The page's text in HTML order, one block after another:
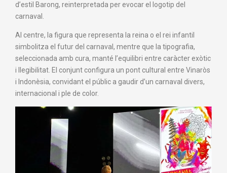
d’estil Barong, reinterpretada per evocar el logotip del
carnaval.
Al centre, la figura que representa la reina o el rei infantil
simbolitza el futur del carnaval, mentre que la tipografia,
seleccionada amb cura, manté l’equilibri entre caràcter exòtic
i llegibilitat. El conjunt configura un pont cultural entre Vinaròs
i Indonèsia, convidant el públic a gaudir d’un carnaval divers,
internacional i ple de color.